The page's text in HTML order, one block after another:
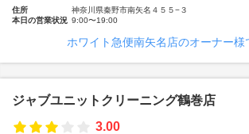
住所
神奈川県秦野市南矢名４５５−３
本日の営業状況 9:00〜19:00
ホワイト急便南矢名店のオーナー様
ジャブユニットクリーニング鶴巻店
3.00